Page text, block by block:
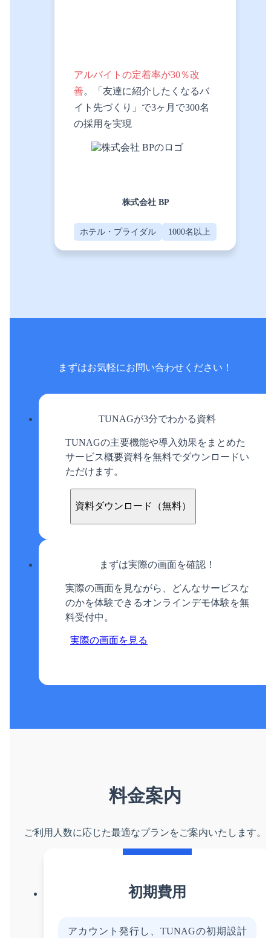
アルバイトの定着率が30％改
善。「友達に紹介したくなるバ
イト先づくり」で3ヶ月で300名
の採用を実現
株式会社 BP
ホテル・プライダル 1000名以上
まずはお気軽にお問い合わせください！
TUNAGが3分でわかる資料
TUNAGの主要機能や導入効果をまとめた
サービス概要資料を無料でダウンロードい
ただけます。
資料ダウンロード（無料）
まずは実際の画面を確認！
実際の画面を見ながら、どんなサービスな
のかを体験できるオンラインデモ体験を無
料受付中。
実際の画面を見る
料金案内
ご利用人数に応じた最適なプランをご案内いたします。
初期費用
アカウント発行し、TUNAGの初期設計